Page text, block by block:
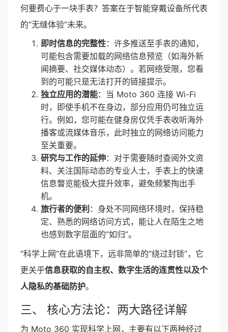
何要费心于一块手表？答案在于智能穿戴设备所代表
的“无缝体验”未来。
即时信息的完整性：许多推送至手表的通知，
可能包含需要加载的网络信息预览（如海外新
闻摘要、社交媒体动态）。若网络受限，您看
到的可能只是无法打开的链接提示。
独立应用的潜能：当 Moto 360 连接 Wi-Fi
时，即使手机不在身边，部分应用仍可独立运
行。例如，您可能在健身房仅凭手表收听海外
播客或流媒体音乐，此时独立的网络访问能力
至关重要。
研究与工作的延伸：对于需要随时查阅外文资
料、关注国际动态的专业人士，手表上的快速
信息瞥览能极大提升效率，避免频繁掏出手
机。
旅行者的便利 ：身处不同网络环境时，保持稳
定、熟悉的网络访问方式，能让人在陌生之地
也感到数字层面的“如归”。
“科学上网”在此语境下，远非简单的“绕过封锁”，它
更关乎信息获取的自主权、数字生活的连贯性以及个
人隐私的基础防护。
三、 核心方法论：两大路径详解
为 Moto 360 实现科学上网，主要有以下两种经过